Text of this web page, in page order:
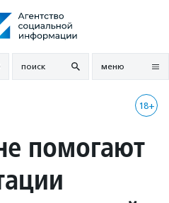
поиск меню
18+
помогают